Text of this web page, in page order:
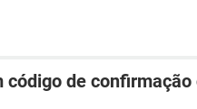
código de confirmação